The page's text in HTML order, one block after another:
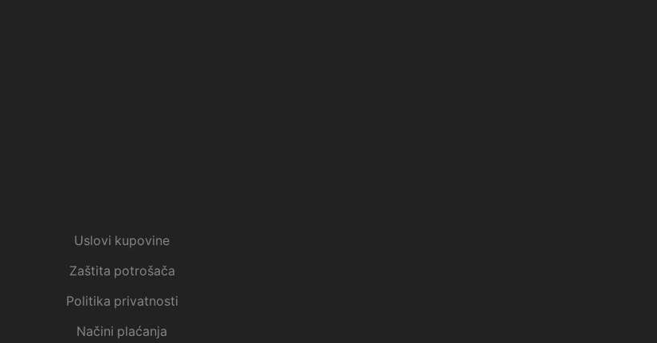
Uslovi kupovine
Zaštita potrošača
Politika privatnosti
Načini plaćanja